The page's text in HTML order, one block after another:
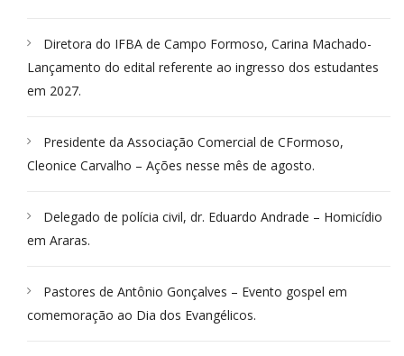
Diretora do IFBA de Campo Formoso, Carina Machado-
Lançamento do edital referente ao ingresso dos estudantes
em 2027.
Presidente da Associação Comercial de CFormoso,
Cleonice Carvalho – Ações nesse mês de agosto.
Delegado de polícia civil, dr. Eduardo Andrade – Homicídio
em Araras.
Pastores de Antônio Gonçalves – Evento gospel em
comemoração ao Dia dos Evangélicos.